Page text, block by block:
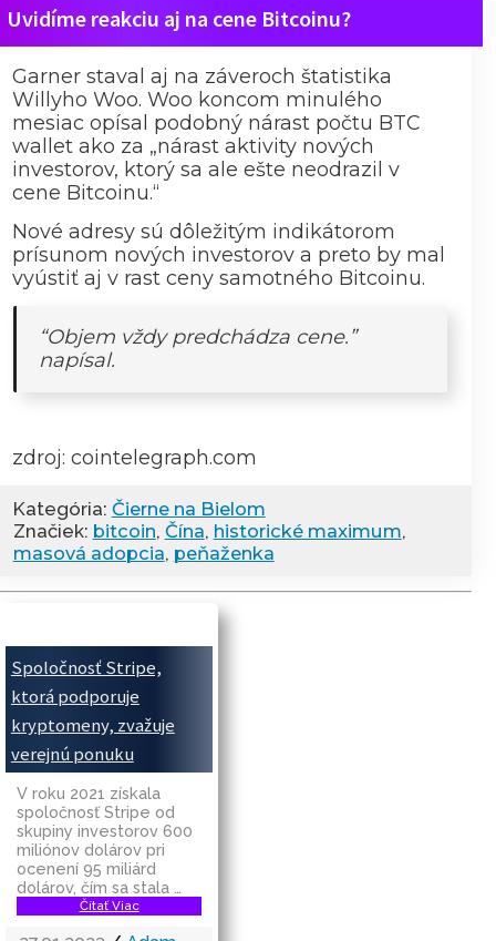
Uvidíme reakciu aj na cene Bitcoinu?
Garner staval aj na záveroch štatistika
Willyho Woo. Woo koncom minulého
mesiac opísal podobný nárast počtu BTC
wallet ako za „nárast aktivity nových
investorov, ktorý sa ale ešte neodrazil v
cene Bitcoinu.“
Nové adresy sú dôležitým indikátorom
prísunom nových investorov a preto by mal
vyústiť aj v rast ceny samotného Bitcoinu.
“Objem vždy predchádza cene.”
napísal.
zdroj: cointelegraph.com
Kategória: Čierne na Bielom
Značiek: bitcoin, Čína, historické maximum,
masová adopcia, peňaženka
Spoločnosť Stripe,
ktorá podporuje
kryptomeny, zvažuje
verejnú ponuku
V roku 2021 získala
spoločnosť Stripe od
skupiny investorov 600
miliónov dolárov pri
ocenení 95 miliárd
dolárov, čím sa stala …
Čítať Viac